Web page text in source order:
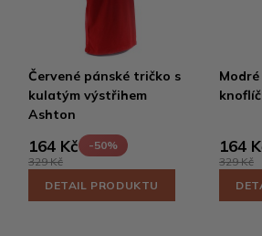
Červené pánské tričko s
kulatým výstřihem
Ashton
164 Kč
-50%
329 Kč
DETAIL PRODUKTU
164
329 Kč